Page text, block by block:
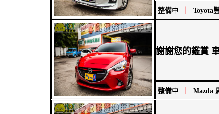
整備中 Toyota
謝謝您的鑑賞
整備中 Mazda